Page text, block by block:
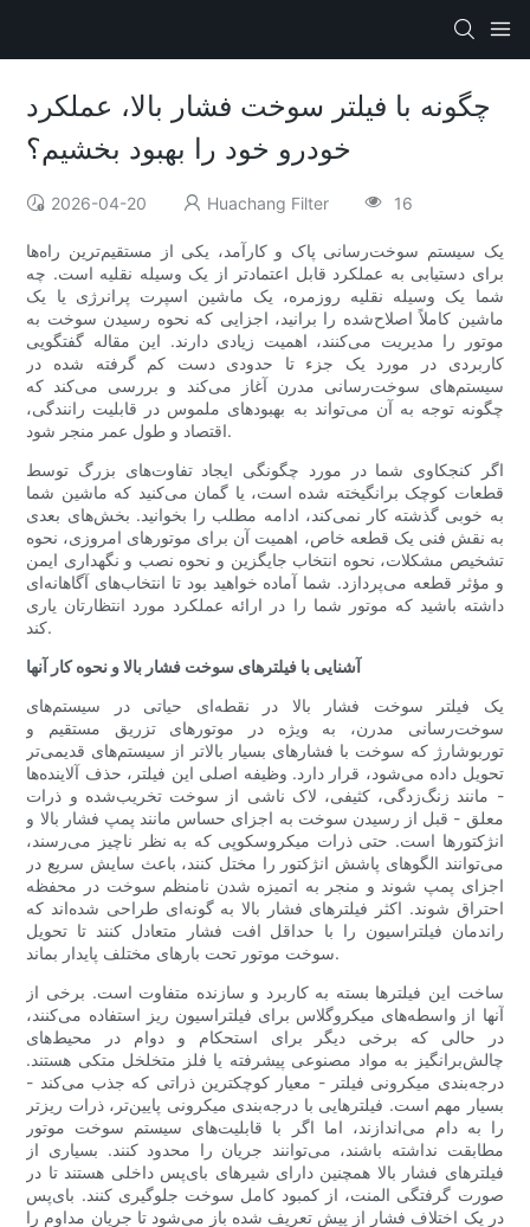
چگونه با فیلتر سوخت فشار بالا، عملکرد
خودرو خود را بهبود بخشیم؟
2026-04-20 Huachang Filter 16
یک سیستم سوخت‌رسانی پاک و کارآمد، یکی از مستقیم‌ترین راه‌ها
برای دستیابی به عملکرد قابل اعتمادتر از یک وسیله نقلیه است. چه
شما یک وسیله نقلیه روزمره، یک ماشین اسپرت پرانرژی یا یک
ماشین کاملاً اصلاح‌شده را برانید، اجزایی که نحوه رسیدن سوخت به
موتور را مدیریت می‌کنند، اهمیت زیادی دارند. این مقاله گفتگویی
کاربردی در مورد یک جزء تا حدودی دست کم گرفته شده در
سیستم‌های سوخت‌رسانی مدرن آغاز می‌کند و بررسی می‌کند که
چگونه توجه به آن می‌تواند به بهبودهای ملموس در قابلیت رانندگی،
اقتصاد و طول عمر منجر شود.
اگر کنجکاوی شما در مورد چگونگی ایجاد تفاوت‌های بزرگ توسط
قطعات کوچک برانگیخته شده است، یا گمان می‌کنید که ماشین شما
به خوبی گذشته کار نمی‌کند، ادامه مطلب را بخوانید. بخش‌های بعدی
به نقش فنی یک قطعه خاص، اهمیت آن برای موتورهای امروزی، نحوه
تشخیص مشکلات، نحوه انتخاب جایگزین و نحوه نصب و نگهداری ایمن
و مؤثر قطعه می‌پردازد. شما آماده خواهید بود تا انتخاب‌های آگاهانه‌ای
داشته باشید که موتور شما را در ارائه عملکرد مورد انتظارتان یاری
کند.
آشنایی با فیلترهای سوخت فشار بالا و نحوه کار آنها
یک فیلتر سوخت فشار بالا در نقطه‌ای حیاتی در سیستم‌های
سوخت‌رسانی مدرن، به ویژه در موتورهای تزریق مستقیم و
توربوشارژ که سوخت با فشارهای بسیار بالاتر از سیستم‌های قدیمی‌تر
تحویل داده می‌شود، قرار دارد. وظیفه اصلی این فیلتر، حذف آلاینده‌ها
- مانند زنگ‌زدگی، کثیفی، لاک ناشی از سوخت تخریب‌شده و ذرات
معلق - قبل از رسیدن سوخت به اجزای حساس مانند پمپ فشار بالا و
انژکتورها است. حتی ذرات میکروسکوپی که به نظر ناچیز می‌رسند،
می‌توانند الگوهای پاشش انژکتور را مختل کنند، باعث سایش سریع در
اجزای پمپ شوند و منجر به اتمیزه شدن نامنظم سوخت در محفظه
احتراق شوند. اکثر فیلترهای فشار بالا به گونه‌ای طراحی شده‌اند که
راندمان فیلتراسیون را با حداقل افت فشار متعادل کنند تا تحویل
سوخت موتور تحت بارهای مختلف پایدار بماند.
ساخت این فیلترها بسته به کاربرد و سازنده متفاوت است. برخی از
آنها از واسطه‌های میکروگلاس برای فیلتراسیون ریز استفاده می‌کنند،
در حالی که برخی دیگر برای استحکام و دوام در محیط‌های
چالش‌برانگیز به مواد مصنوعی پیشرفته یا فلز متخلخل متکی هستند.
درجه‌بندی میکرونی فیلتر - معیار کوچکترین ذراتی که جذب می‌کند -
بسیار مهم است. فیلترهایی با درجه‌بندی میکرونی پایین‌تر، ذرات ریزتر
را به دام می‌اندازند، اما اگر با قابلیت‌های سیستم سوخت موتور
مطابقت نداشته باشند، می‌توانند جریان را محدود کنند. بسیاری از
فیلترهای فشار بالا همچنین دارای شیرهای بای‌پس داخلی هستند تا در
صورت گرفتگی المنت، از کمبود کامل سوخت جلوگیری کنند. بای‌پس
در یک اختلاف فشار از پیش تعریف شده باز می‌شود تا جریان مداوم را